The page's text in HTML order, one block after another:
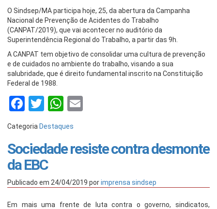
O Sindsep/MA participa hoje, 25, da abertura da Campanha
Nacional de Prevenção de Acidentes do Trabalho
(CANPAT/2019), que vai acontecer no auditório da
Superintendência Regional do Trabalho, a partir das 9h.
A CANPAT tem objetivo de consolidar uma cultura de prevenção
e de cuidados no ambiente do trabalho, visando a sua
salubridade, que é direito fundamental inscrito na Constituição
Federal de 1988.
Facebook
TwitterWhatsApp
Categoria Destaques
Sociedade resiste contra desmonte
da EBC
Publicado em 24/04/2019 porimprensa sindsep
Em mais uma frente de luta contra o governo, sindicatos,